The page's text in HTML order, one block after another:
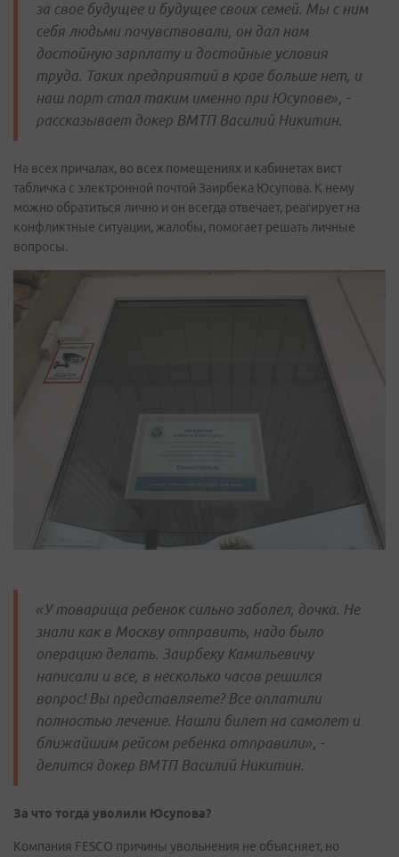
за свое будущее и будущее своих семей. Мы с ним
себя людьми почувствовали, он дал нам
достойную зарплату и достойные условия
труда. Таких предприятий в крае больше нет, и
наш порт стал таким именно при Юсупове», -
рассказывает докер ВМТП Василий Никитин.
На всех причалах, во всех помещениях и кабинетах вист
табличка с электронной почтой Заирбека Юсупова. К нему
можно обратиться лично и он всегда отвечает, реагирует на
конфликтные ситуации, жалобы, помогает решать личные
вопросы.
«У товарища ребенок сильно заболел, дочка. Не
знали как в Москву отправить, надо было
операцию делать. Заирбеку Камильевичу
написали и все, в несколько часов решился
вопрос! Вы представляете? Все оплатили
полностью лечение. Нашли билет на самолет и
ближайшим рейсом ребенка отправили», -
делится докер ВМТП Василий Никитин.
За что тогда уволили Юсупова?
Компания FESCO причины увольнения не объясняет, но